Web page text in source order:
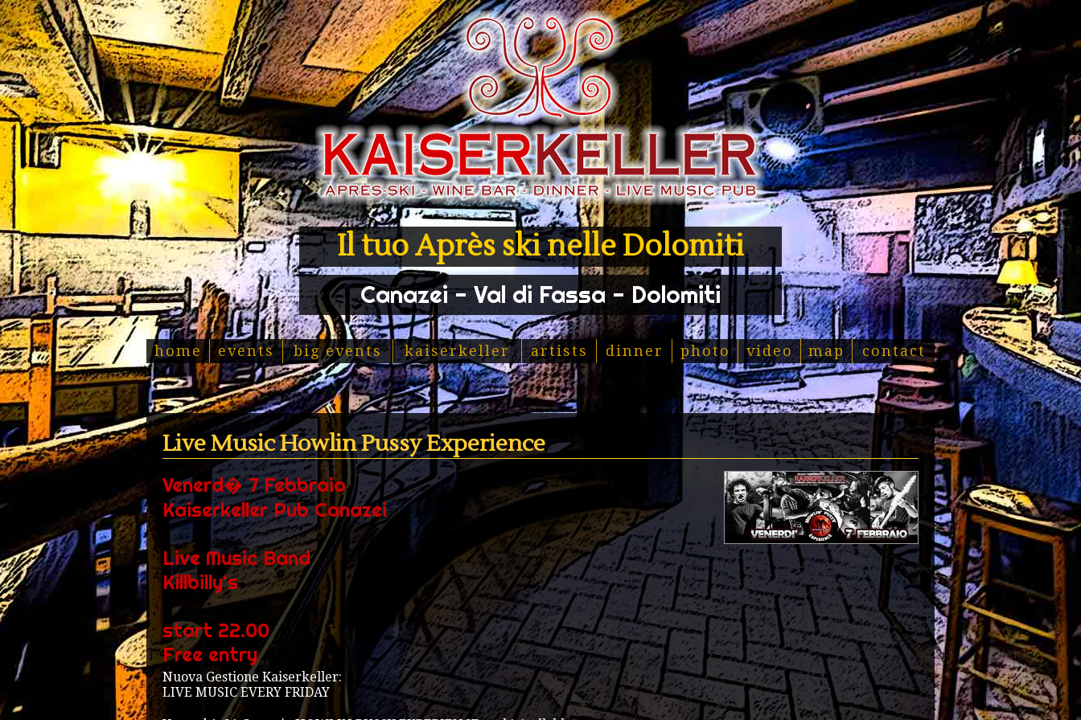
Il tuo Après ski nelle Dolomiti
Canazei - Val di Fassa - Dolomiti
home events big events kaiserkeller artists dinner photo video map contact
Live Music Howlin Pussy Experience
Venerd� 7 Febbraio
Kaiserkeller Pub Canazei
Live Music Band
Killbilly's
start 22.00
Free entry
Nuova Gestione Kaiserkeller:
LIVE MUSIC EVERY FRIDAY